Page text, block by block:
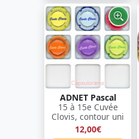
ADNET Pascal
15 à 15e Cuvée
Clovis, contour uni
12,00€